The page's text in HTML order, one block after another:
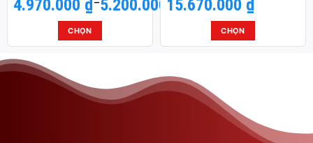
4.970.000 ₫ 5.200.000 ₫
giá:
4.970.000 ₫
5.200.000 ₫
CHỌN
Sản
có
nhiều
15.670.000 ₫
CHỌN
Sản
nhiều
biến
thể.